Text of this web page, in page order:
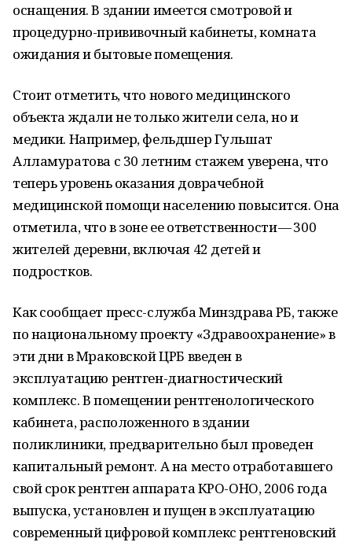
оснащения. В здании имеется смотровой и
процедурно-прививочный кабинеты, комната
ожидания и бытовые помещения.
Стоит отметить, что нового медицинского
объекта ждали не только жители села, но и
медики. Например, фельдшер Гульшат
Алламуратова с 30 летним стажем уверена, что
теперь уровень оказания доврачебной
медицинской помощи населению повысится. Она
отметила, что в зоне ее ответственности — 300
жителей деревни, включая 42 детей и
подростков.
Как сообщает пресс-служба Минздрава РБ, также
по национальному проекту «Здравоохранение» в
эти дни в Мраковской ЦРБ введен в
эксплуатацию рентген-диагностический
комплекс. В помещении рентгенологического
кабинета, расположенного в здании
поликлиники, предварительно был проведен
капитальный ремонт. А на место отработавшего
свой срок рентген аппарата КРО-ОНО, 2006 года
выпуска, установлен и пущен в эксплуатацию
современный цифровой комплекс рентгеновский